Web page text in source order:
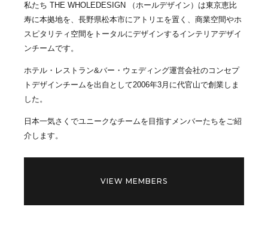
私たち THE WHOLEDESIGN （ホールデザイン）は東京恵比
寿に本拠地を、長野県松本市にアトリエを置く、商業空間やホ
スピタリティ空間をトータルにデザインするインテリアデザイ
ンチームです。
ホテル・レストラン&バー・ウェディング運営会社のコンセプ
トデザインチームを出自として2006年3月に代官山で創業しま
した。
日本一気さくでユニークなチームを目指すメンバーたちをご紹
介します。
VIEW MEMBERS